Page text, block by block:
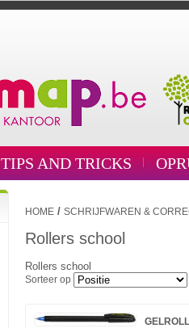
TIPS AND TRICKS
HOME / SCHRIJFWAREN &
Rollers school
Rollers school
Sorteer op